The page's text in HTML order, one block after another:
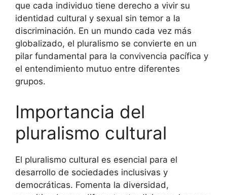
que cada individuo tiene derecho a vivir su
identidad cultural y sexual sin temor a la
discriminación. En un mundo cada vez más
globalizado, el pluralismo se convierte en un
pilar fundamental para la convivencia pacífica y
el entendimiento mutuo entre diferentes
grupos.
Importancia del
pluralismo cultural
El pluralismo cultural es esencial para el
desarrollo de sociedades inclusivas y
democráticas. Fomenta la diversidad,